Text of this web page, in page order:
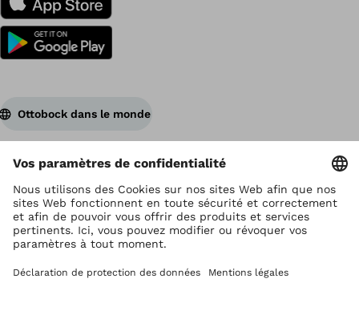
Ottobock dans le monde
Ottobock est titulaire du droit d’auteur
Paramètres de protection des données
Déclaration de confidentialité